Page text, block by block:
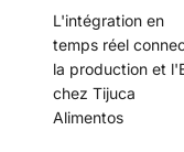
L'intégration en
temps réel
la production et
chez Tijuca
Alimentos